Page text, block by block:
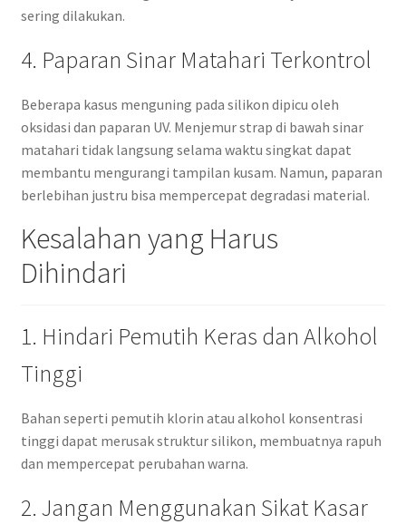
sering dilakukan.
4. Paparan Sinar Matahari Terkontrol
Beberapa kasus menguning pada silikon dipicu oleh
oksidasi dan paparan UV. Menjemur strap di bawah sinar
matahari tidak langsung selama waktu singkat dapat
membantu mengurangi tampilan kusam. Namun, paparan
berlebihan justru bisa mempercepat degradasi material.
Kesalahan yang Harus
Dihindari
1. Hindari Pemutih Keras dan Alkohol
Tinggi
Bahan seperti pemutih klorin atau alkohol konsentrasi
tinggi dapat merusak struktur silikon, membuatnya rapuh
dan mempercepat perubahan warna.
2. Jangan Menggunakan Sikat Kasar